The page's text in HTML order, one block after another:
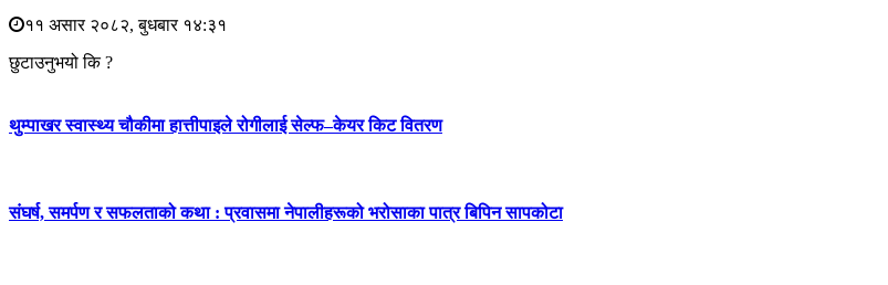
११ असार २०८२, बुधबार १४:३१
छुटाउनुभयो कि ?
थुम्पाखर स्वास्थ्य चौकीमा हात्तीपाइले रोगीलाई सेल्फ–केयर किट वितरण
संघर्ष, समर्पण र सफलताको कथा : प्रवासमा नेपालीहरूको भरोसाका पात्र बिपिन सापकोटा